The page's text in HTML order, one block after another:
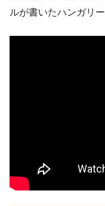
ルが書いたハンガリ